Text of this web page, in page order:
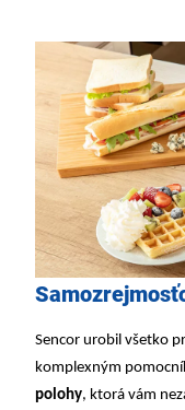
Sencor urobil všetko
komplexným
polohy, ktorá vám